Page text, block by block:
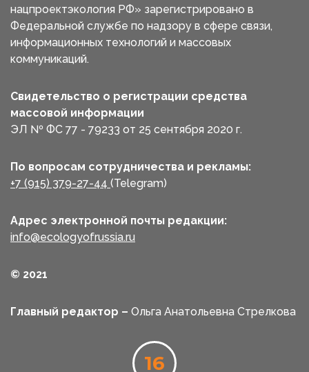
нацпроектэкология РФ» зарегистрировано в
Федеральной службе по надзору в сфере связи,
информационных технологий и массовых
коммуникаций.
Свидетельство о регистрации средства
массовой информации
ЭЛ № ФС 77 - 79233 от 25 сентября 2020 г.
По вопросам сотрудничества и рекламы:
+7 (915) 379-27-44 (Telegram)
Адрес электронной почты редакции:
info@ecologyofrussia.ru
© 2021
Главный редактор – Ольга Анатольевна Стрелкова
16